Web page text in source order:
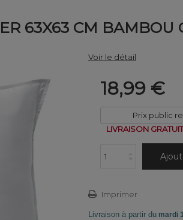
63X63 CM BAMBOU
Voir le détail
18,99 €
Prix public
LIVRAISON
Imprimer
Livraison à partir du mardi